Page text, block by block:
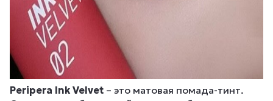
Peripera Ink Velvet – это матовая помада-тинт.